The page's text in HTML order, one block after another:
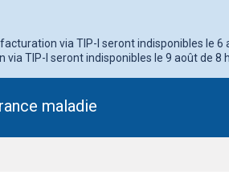
via TIP-I seront indisponibles le
TIP-I seront indisponibles le 9 août de 8 h
maladie